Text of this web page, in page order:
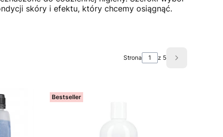
skóry i efektu, który chcemy osiągnąć.
Strona z 5 Następne
Bestseller